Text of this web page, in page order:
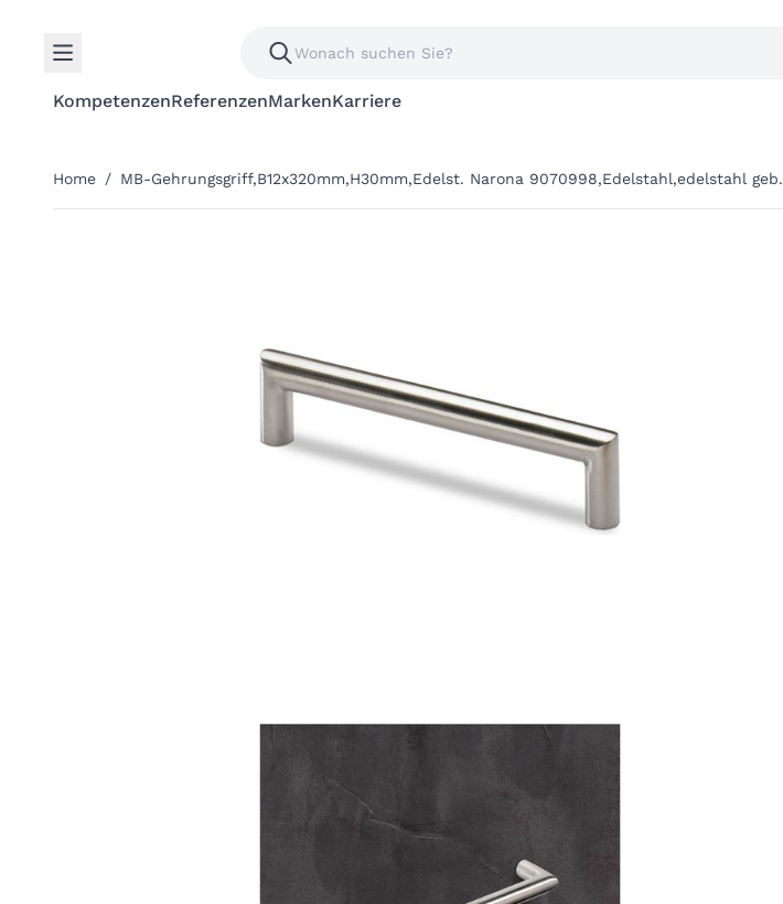
KompetenzenReferenzenMarkenKarriere
Home / MB-Gehrungsgriff,B12x320mm,H30mm,Edelst. Narona 9070998,Edelstahl,edelstahl geb.